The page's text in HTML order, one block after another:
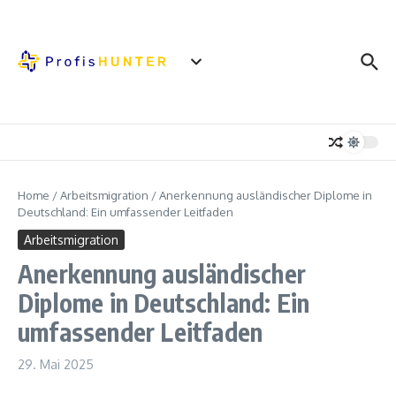
Home /Arbeitsmigration /Anerkennung ausländischer Diplome in
Deutschland: Ein umfassender Leitfaden
Arbeitsmigration
Anerkennung ausländischer
Diplome in Deutschland: Ein
umfassender Leitfaden
29. Mai 2025